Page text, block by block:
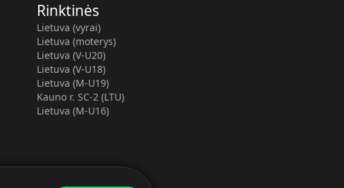
Rinktinės
Lietuva (vyrai)
Lietuva (moterys)
Lietuva (V-U20)
Lietuva (V-U18)
Lietuva (M-U19)
Kauno r. SC-2 (LTU)
Lietuva (M-U16)